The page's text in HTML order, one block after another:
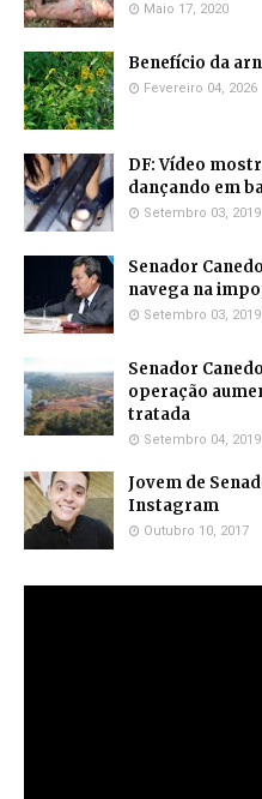
Maio 17, 2020
Benefício da
Fevereiro 04, 2026
DF: Vídeo
dançando em
Setembro 03, 2019
Senador
navega na
Setembro 03, 2019
Senador
operação
tratada
Setembro 04, 2019
Jovem de
Instagram
Outubro 10, 2017